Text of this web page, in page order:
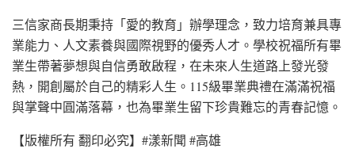
三信家商長期秉持「愛的教育」辦學理念，致力培育兼具專
業能力、人文素養與國際視野的優秀人才。學校祝福所有畢
業生帶著夢想與自信勇敢啟程，在未來人生道路上發光發
熱，開創屬於自己的精彩人生。115級畢業典禮在滿滿祝福
與掌聲中圓滿落幕，也為畢業生留下珍貴難忘的青春記憶。
【版權所有 翻印必究】#漾新聞 #高雄